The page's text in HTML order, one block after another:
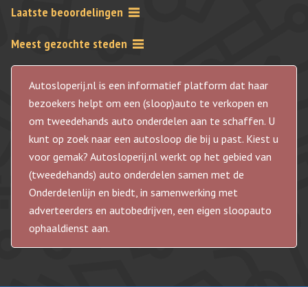
Laatste beoordelingen
Meest gezochte steden
Autosloperij.nl is een informatief platform dat haar
bezoekers helpt om een (sloop)auto te verkopen en
om tweedehands auto onderdelen aan te schaffen. U
kunt op zoek naar een autosloop die bij u past. Kiest u
voor gemak? Autosloperij.nl werkt op het gebied van
(tweedehands) auto onderdelen samen met de
Onderdelenlijn en biedt, in samenwerking met
adverteerders en autobedrijven, een eigen sloopauto
ophaaldienst aan.